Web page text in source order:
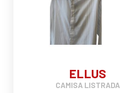
ELLUS
CAMISA LISTRADA